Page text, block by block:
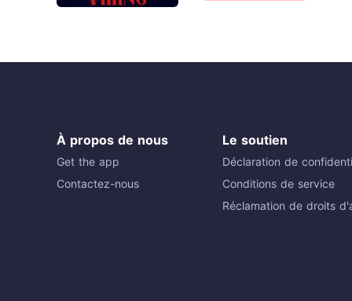
À propos de nous
Get the app
Contactez-nous
Le soutien
Déclaration de
Conditions de service
Réclamation de droits